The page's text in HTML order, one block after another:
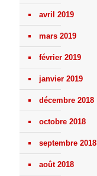
avril 2019
mars 2019
février 2019
janvier 2019
décembre 2018
octobre 2018
septembre 2018
août 2018